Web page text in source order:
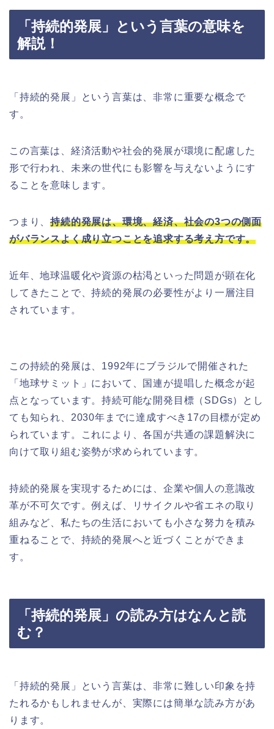
「持続的発展」という言葉の意味を
解説！
「持続的発展」という言葉は、非常に重要な概念で
す。
この言葉は、経済活動や社会的発展が環境に配慮した
形で行われ、未来の世代にも影響を与えないようにす
ることを意味します。
つまり、持続的発展は、環境、経済、社会の3つの側面
がバランスよく成り立つことを追求する考え方です。
近年、地球温暖化や資源の枯渇といった問題が顕在化
してきたことで、持続的発展の必要性がより一層注目
されています。
この持続的発展は、1992年にブラジルで開催された
「地球サミット」において、国連が提唱した概念が起
点となっています。持続可能な開発目標（SDGs）とし
ても知られ、2030年までに達成すべき17の目標が定め
られています。これにより、各国が共通の課題解決に
向けて取り組む姿勢が求められています。
持続的発展を実現するためには、企業や個人の意識改
革が不可欠です。例えば、リサイクルや省エネの取り
組みなど、私たちの生活においても小さな努力を積み
重ねることで、持続的発展へと近づくことができま
す。
「持続的発展」の読み方はなんと読
む？
「持続的発展」という言葉は、非常に難しい印象を持
たれるかもしれませんが、実際には簡単な読み方があ
ります。